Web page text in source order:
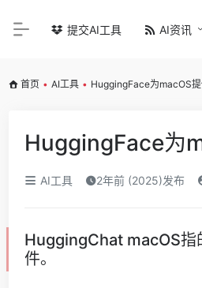
提交AI工具 AI资讯
首页 • AI工具 • HuggingFace为macOS
HuggingFace为
AI工具 2年前 (2025)发布
HuggingChat macOS指
件。